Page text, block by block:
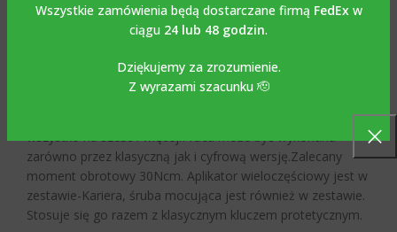
Wszystkie zamówienia będą dostarczane firmą FedExw
ciągu 24 lub 48 godzin.
Dziękujemy za zrozumienie.
Z wyrazami szacunku 🫡
Bont Multi Unit pod kątem 17° kompatybilny z NOBEL
REPLACE SELECT wykonany jest z tytanu Grade 5-6AL4V i
dostępny jest dla średnicy 4,3mm i wysokości dziąsła 2mm,
3mm i 4mm.Połączenie ma dokładność 2-5m. Obecnie
multi unit jest najbardziej akceptowanym i polecanym
wszystko na sześć i więcej.Praca może być wykonana
zarówno przez klasyczną jak i cyfrową wersję.Zalecany
moment obrotowy 30Ncm. Aplikator wieloczęściowy jest w
zestawie-Kariera, śruba mocująca jest również w zestawie.
Stosuje się go razem z klasycznym kluczem protetycznym.